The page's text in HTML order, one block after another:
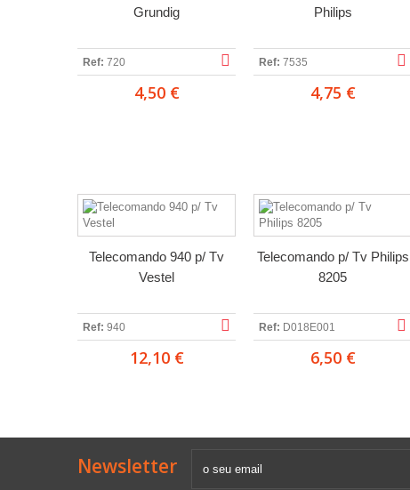
Grundig
Ref: 720
4,50 €
Philips
Ref: 7535
4,75 €
Telecomando 940 p/ Tv
Vestel
Ref: 940
12,10 €
Telecomando p/ Tv Philips
8205
Ref: D018E001
6,50 €
Newsletter